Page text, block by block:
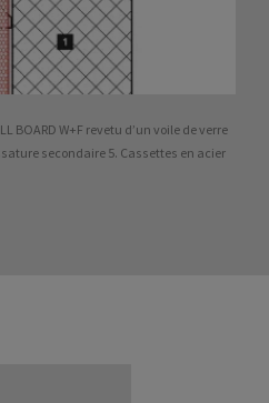
BOARD W+F revetu d’un voile de verre
secondaire 5. Cassettes en acier